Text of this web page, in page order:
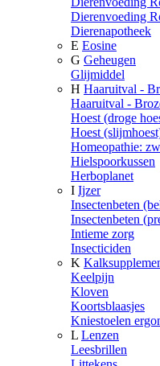
Dierenvoeding
Dierenapotheek
E Eosine
G Geheugen
Glijmiddel
H Haaruitval -
Haaruitval -
Hoest (droge
Hoest
Homeopathie:
Hielspoorkussen
Herboplanet
I Ijzer
Insectenbeten
Insectenbeten
Intieme zorg
Insecticiden
K
Keelpijn
Kloven
Koortsblaasjes
Kniestoelen
L Lenzen
Leesbrillen